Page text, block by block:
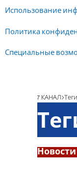
Использование
Политика
Специальные
7 КАНАЛ Теги